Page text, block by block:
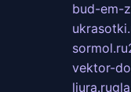
bud-em-
sormol.ru
vektor-
liura.ru